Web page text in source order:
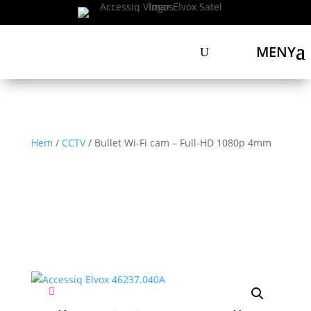
MENY
Hem / CCTV/ Bullet Wi-Fi cam – Full-HD 1080p 4mm